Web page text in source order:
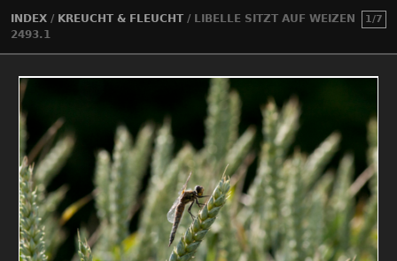
1/7
INDEX / KREUCHT & FLEUCHT / LIBELLE SITZT AUF WEIZEN
2493.1